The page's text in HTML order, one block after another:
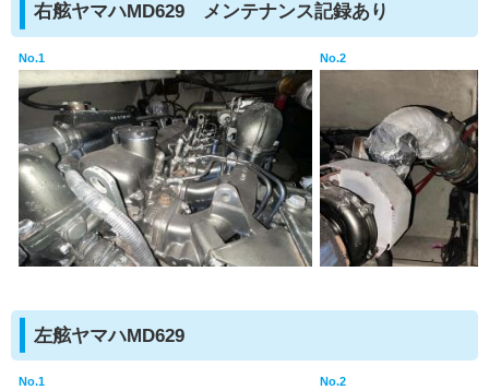
右舷ヤマハMD629 メンテナンス記録あり
No.1 No.2
左舷ヤマハMD629
No.1 No.2